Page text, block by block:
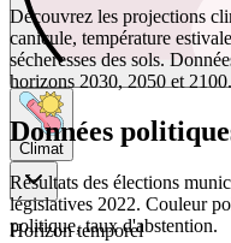
Climat
Horizon temporel
Découvrez les projections
canicule, température
sécheresses des sols.
horizons 2030, 2050 et 2100.
Données
Résultats des élections
législatives 2022. Couleur
politique, taux d'abstention.